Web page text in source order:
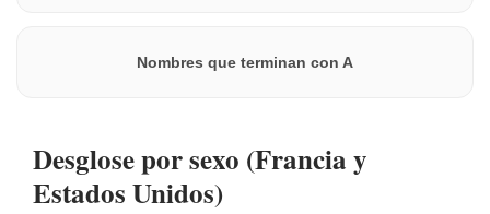
Nombres que terminan con A
Desglose por sexo (Francia y
Estados Unidos)